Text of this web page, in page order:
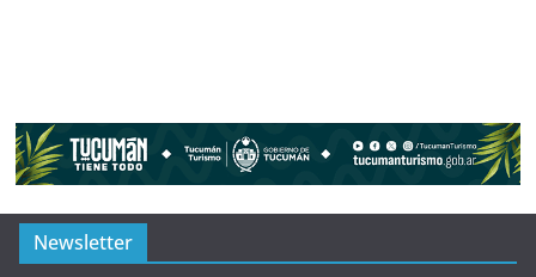
Newsletter